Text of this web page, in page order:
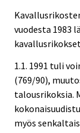
vuodesta 1983
1.1. 1991 tuli
(769/90),
talousrikoksia.
myös